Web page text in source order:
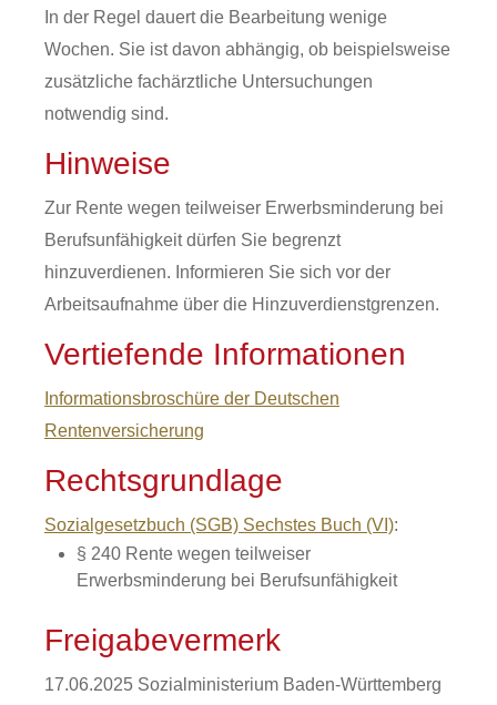
In der Regel dauert die Bearbeitung wenige
Wochen. Sie ist davon abhängig, ob beispielsweise
zusätzliche fachärztliche Untersuchungen
notwendig sind.
Hinweise
Zur Rente wegen teilweiser Erwerbsminderung bei
Berufsunfähigkeit dürfen Sie begrenzt
hinzuverdienen. Informieren Sie sich vor der
Arbeitsaufnahme über die Hinzuverdienstgrenzen.
Vertiefende Informationen
Informationsbroschüre der Deutschen
Rentenversicherung
Rechtsgrundlage
Sozialgesetzbuch (SGB) Sechstes Buch (VI):
§ 240Rente wegen teilweiser
Erwerbsminderung bei Berufsunfähigkeit
Freigabevermerk
17.06.2025 Sozialministerium Baden-Württemberg